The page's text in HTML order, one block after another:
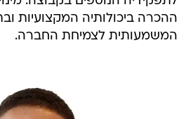
ההכרה ביכולותיה המקצועיות
המשמעותית לצמיחת החברה.